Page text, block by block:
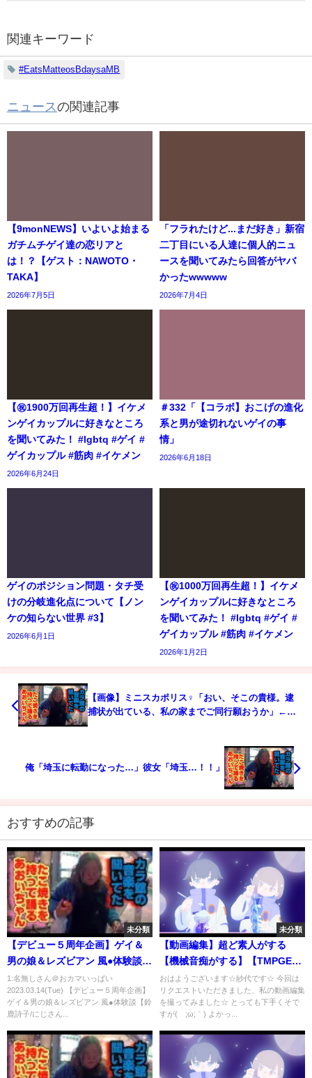
関連キーワード
#EatsMatteosBdaysaMB
ニュースの関連記事
【9monNEWS】いよいよ始まる
ガチムチゲイ達の恋リアと
は！？【ゲスト：NAWOTO・
TAKA】
2026年7月5日
「フラれたけど...まだ好き」新宿
二丁目にいる人達に個人的ニュ
ースを聞いてみたら回答がヤバ
かったwwwww
2026年7月4日
【㊗️1900万回再生超！】イケメ
ンゲイカップルに好きなところ
を聞いてみた！ #lgbtq #ゲイ #
ゲイカップル #筋肉 #イケメン
2026年6月24日
＃332「【コラボ】おこげの進化
系と男が途切れないゲイの事
情」
2026年6月18日
ゲイのポジション問題・タチ受
けの分岐進化点について【ノン
ケの知らない世界 #3】
2026年6月1日
【㊗️1000万回再生超！】イケメ
ンゲイカップルに好きなところ
を聞いてみた！ #lgbtq #ゲイ #
ゲイカップル #筋肉 #イケメン
2026年1月2日
【画像】ミニスカポリス♀「おい、そこの貴様。逮
捕状が出ている、私の家までご同行願おうか」←ど
俺「埼玉に転勤になった…」彼女「埼玉…！！」
おすすめの記事
未分類
【デビュー５周年企画】ゲイ＆
男の娘＆レズビアン 風●体験談
【鈴鹿詩子/にじさんじ】
1:名無しさん＠おカマいっぱい
2023.03.14(Tue) 【デビュー５周年企画】
ゲイ＆男の娘＆レズビアン 風●体験談【鈴
鹿詩子/にじさん...
未分類
【動画編集】超ど素人がする
【機械音痴がする】【TMPGEnc
Video Mastering Works7】
おはようございます☆紗代です☆ 今回は
リクエストいただきました、私の動画編集
を撮ってみました☆ とっても下手くそで
すが(´;ω;｀) よかっ...